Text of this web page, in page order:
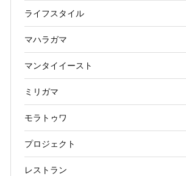
ライフスタイル
マハラガマ
マンタイイースト
ミリガマ
モラトゥワ
プロジェクト
レストラン